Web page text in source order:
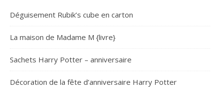
Déguisement Rubik’s cube en carton
La maison de Madame M {livre}
Sachets Harry Potter – anniversaire
Décoration de la fête d’anniversaire Harry Potter